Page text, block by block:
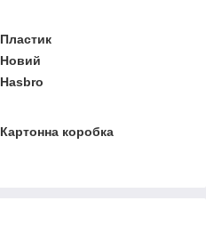
Пластик
Новий
Hasbro
Картонна коробка